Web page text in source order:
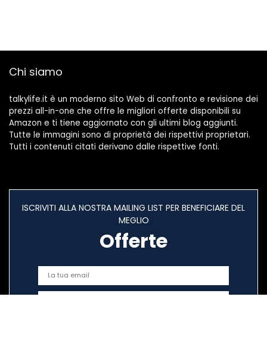
Chi siamo
talkylife.it è un moderno sito Web di confronto e revisione dei
prezzi all-in-one che offre le migliori offerte disponibili su
Amazon e ti tiene aggiornato con gli ultimi blog aggiunti.
Tutte le immagini sono di proprietà dei rispettivi proprietari.
Tutti i contenuti citati derivano dalle rispettive fonti.
ISCRIVITI ALLA NOSTRA MAILING LIST PER BENEFICIARE DEL
MEGLIO
Offerte